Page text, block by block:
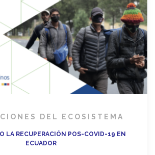
DEL ECOSISTEMA
LA RECUPERACIÓN POS-COVID-19 EN
ECUADOR